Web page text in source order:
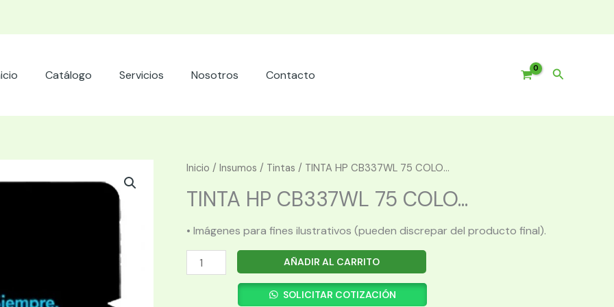
Catálogo Servicios Nosotros Contacto Buscar
Inicio / Insumos / Tintas / TINTA HP CB337WL 75 COLO...
TINTA HP CB337WL 75 COLO...
• Imágenes para fines ilustrativos (pueden discrepar del producto final).
TINTA
HP
AÑADIR AL CARRITO
SOLICITAR COTIZACIÓN